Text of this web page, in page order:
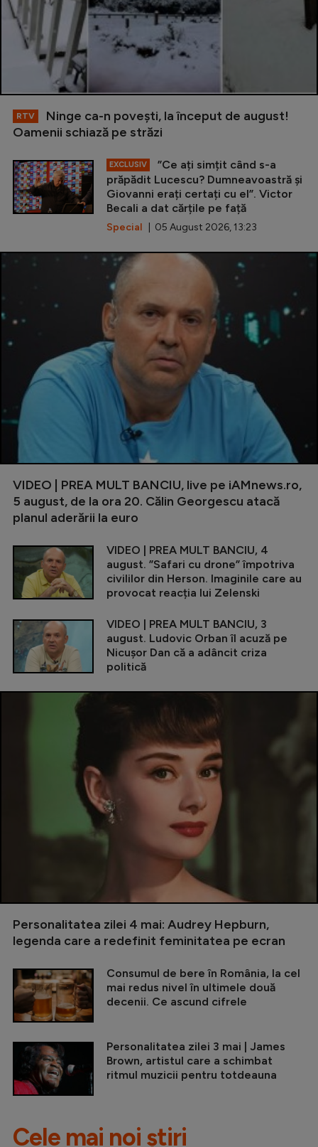
RTV
Ninge ca-n povești, la început de august!
Oamenii schiază pe străzi
EXCLUSIV
”Ce ați simțit când s-a
prăpădit Lucescu? Dumneavoastră și
Giovanni erați certați cu el”. Victor
Becali a dat cărțile pe față
Special | 05 August 2026, 13:23
VIDEO | PREA MULT BANCIU, live pe iAMnews.ro,
5 august, de la ora 20. Călin Georgescu atacă
planul aderării la euro
VIDEO | PREA MULT BANCIU, 4
august. ”Safari cu drone” împotriva
civililor din Herson. Imaginile care au
provocat reacția lui Zelenski
VIDEO | PREA MULT BANCIU, 3
august. Ludovic Orban îl acuză pe
Nicușor Dan că a adâncit criza
politică
Personalitatea zilei 4 mai: Audrey Hepburn,
legenda care a redefinit feminitatea pe ecran
Consumul de bere în România, la cel
mai redus nivel în ultimele două
decenii. Ce ascund cifrele
Personalitatea zilei 3 mai | James
Brown, artistul care a schimbat
ritmul muzicii pentru totdeauna
Cele mai noi știri